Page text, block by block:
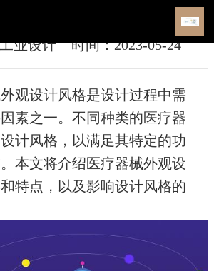
观设计风格-pa视讯
业设计 时间：2023-05-24
观设计风格是设计过程中需
素之一。不同种类的医疗器
计风格，以满足其特定的功
本文将介绍医疗器械外观设
特点，以及影响设计风格的